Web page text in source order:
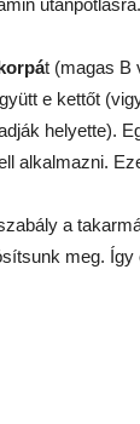
utánpótlásra.
t (magas B
e kettőt
helyette).
alkalmazni.
a
meg. Így